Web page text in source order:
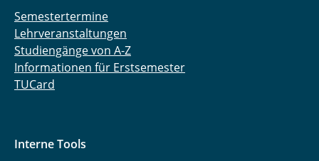
Semestertermine
Lehrveranstaltungen
Studiengänge von A-Z
Informationen für Erstsemester
TUCard
Interne Tools